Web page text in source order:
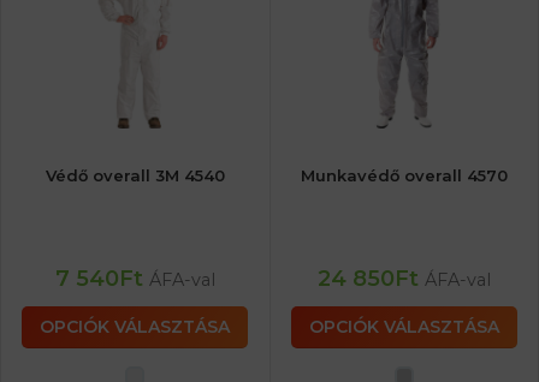
Védő overall 3M 4540
7 540Ft ÁFA-val
OPCIÓK VÁLASZTÁSA
Munkavédő overall 4570
24 850Ft ÁFA-val
OPCIÓK VÁLASZTÁSA